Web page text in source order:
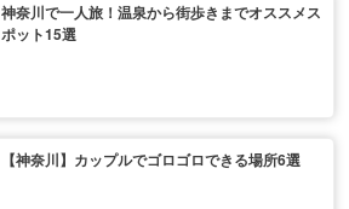
神奈川で一人旅！温泉から街歩きまでオススメス
ポット15選
【神奈川】カップルでゴロゴロできる場所6選